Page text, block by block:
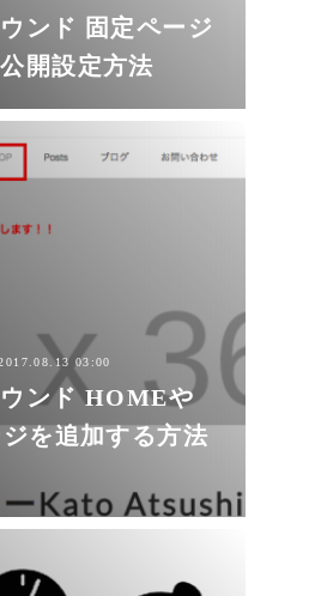
ンド 固定ページ
開設定方法
03:00
ンド HOMEや
を追加する方法